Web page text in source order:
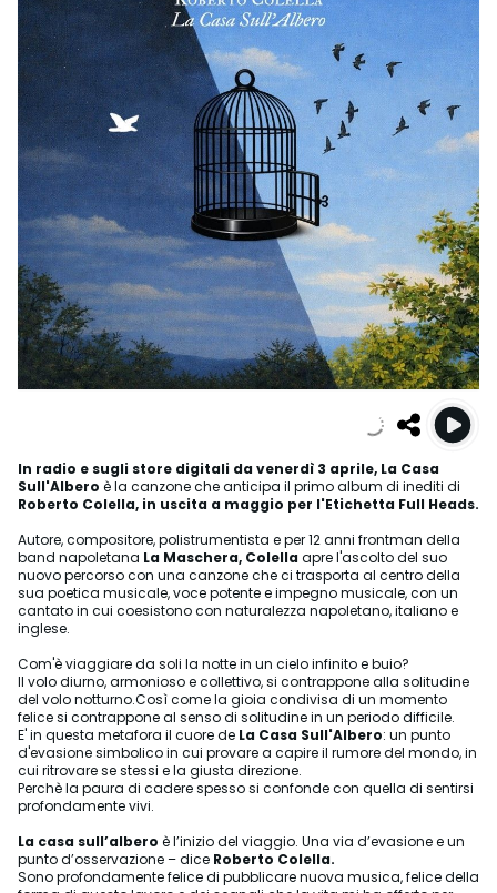
In radio e sugli store digitali da venerdì 3 aprile, La Casa
Sull'Albero è la canzone che anticipa il primo album di inediti di
Roberto Colella, in uscita a maggio per l'Etichetta Full Heads.
Autore, compositore, polistrumentista e per 12 anni frontman della
band napoletana La Maschera, Colella apre l'ascolto del suo
nuovo percorso con una canzone che ci trasporta al centro della
sua poetica musicale, voce potente e impegno musicale, con un
cantato in cui coesistono con naturalezza napoletano, italiano e
inglese.
Com'è viaggiare da soli la notte in un cielo infinito e buio?
Il volo diurno, armonioso e collettivo, si contrappone alla solitudine
del volo notturno.Così come la gioia condivisa di un momento
felice si contrappone al senso di solitudine in un periodo difficile.
E' in questa metafora il cuore de La Casa Sull'Albero: un punto
d'evasione simbolico in cui provare a capire il rumore del mondo, in
cui ritrovare se stessi e la giusta direzione.
Perchè la paura di cadere spesso si confonde con quella di sentirsi
profondamente vivi.
La casa sull’albero è l’inizio del viaggio. Una via d’evasione e un
punto d’osservazione – dice Roberto Colella.
Sono profondamente felice di pubblicare nuova musica, felice della